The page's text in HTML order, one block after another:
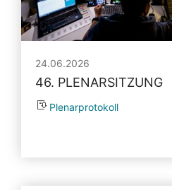
24.06.2026
46. PLENARSITZUNG
Plenarprotokoll